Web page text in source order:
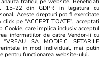
12 iul.
concediat după 15
despăgubire de
traficul pe website. Beneficiati
15-22 din GDPR in legatura cu
Aceste drepturi pot fi exercitate
click pe “ACCEPT TOATE”, acceptati
care implica inclusiv acceptul
informatiilor de catre Vendor-ii cu
SA MODIFIC SETARILE
in mod individual, mai putin
pentru functionarea website-ului.